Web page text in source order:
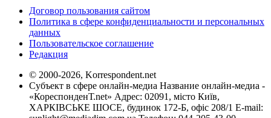
Договор пользования сайтом
Политика в сфере конфиденциальности и персональных
данных
Пользовательское соглашение
Редакция
© 2000-2026, Korrespondent.net
Субъект в сфере онлайн-медиа Название онлайн-медиа -
«КореспонденТ.net» Адрес: 02091, місто Київ,
ХАРКІВСЬКЕ ШОСЕ, будинок 172-Б, офіс 208/1 E-mail: